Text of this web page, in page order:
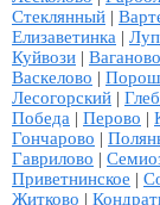
Стеклянный |
Елизаветинка |
Куйвози | Ваганово
Васкелово |
Лесогорский |
Победа | Перово |
Гончарово |
Гаврилово |
Приветнинское |
Житково |